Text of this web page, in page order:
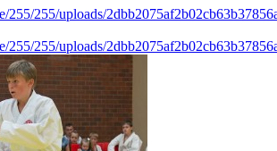
255/255/uploads/
255/255/uploads/